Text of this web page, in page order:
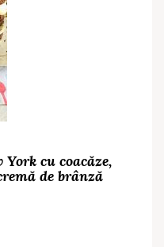
cu coacăze,
de brânză